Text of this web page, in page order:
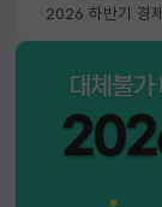
2026 하반기 경